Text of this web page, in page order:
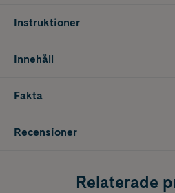
Instruktioner
Innehåll
Fakta
Recensioner
Relaterade